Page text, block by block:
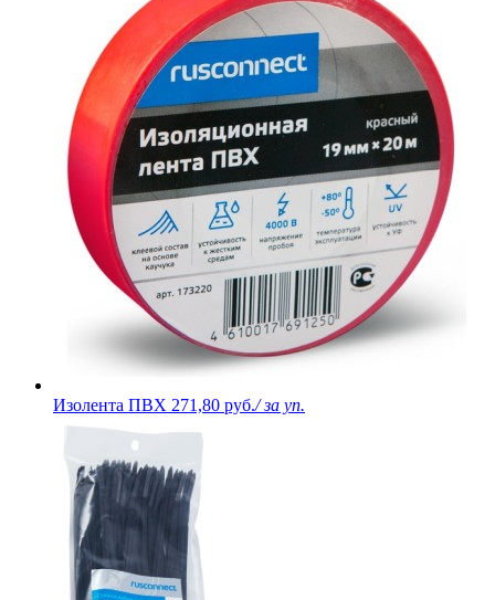
Изолента ПВХ 271,80 руб./ за уп.